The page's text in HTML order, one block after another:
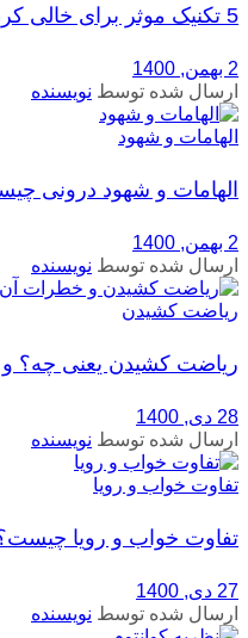
5 تکنیک موثر برای خالی کردن ذهن
2 بهمن, 1400
ارسال شده توسط نویسنده
الهامات و شهود
الهامات و شهود درونی
2 بهمن, 1400
ارسال شده توسط نویسنده
ریاضت کشیدن
ریاضت کشیدن یعنی چه؟
28 دی, 1400
ارسال شده توسط نویسنده
تفاوت خواب و رویا
تفاوت خواب و رویا
27 دی, 1400
ارسال شده توسط نویسنده